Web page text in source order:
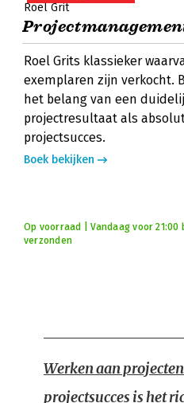
Roel Grit
Roel Grits klassieker
exemplaren zijn verkocht.
het belang van een
projectresultaat als
projectsucces.
Boek bekijken
Op voorraad | Vandaag voor
verzonden
Werken aan projecten
projectsucces is het